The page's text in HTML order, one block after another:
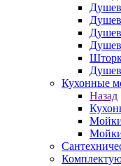
Кухонные
Назад
Мойки